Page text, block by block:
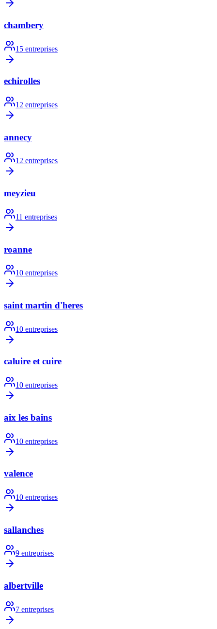
chambery
15 entreprises
echirolles
12 entreprises
annecy
12 entreprises
meyzieu
11 entreprises
roanne
10 entreprises
saint martin d'heres
10 entreprises
caluire et cuire
10 entreprises
aix les bains
10 entreprises
valence
10 entreprises
sallanches
9 entreprises
albertville
7 entreprises